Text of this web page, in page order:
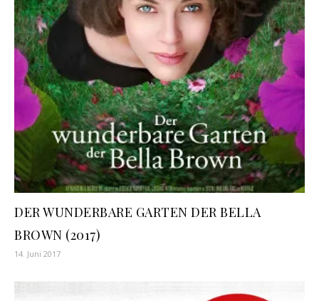
DER WUNDERBARE GARTEN DER BELLA
BROWN (2017)
14. Juni 2017